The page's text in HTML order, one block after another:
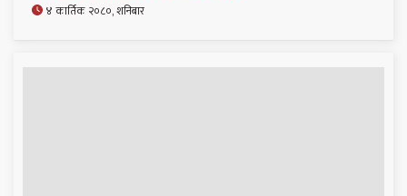
४ कार्तिक २०८०, शनिबार